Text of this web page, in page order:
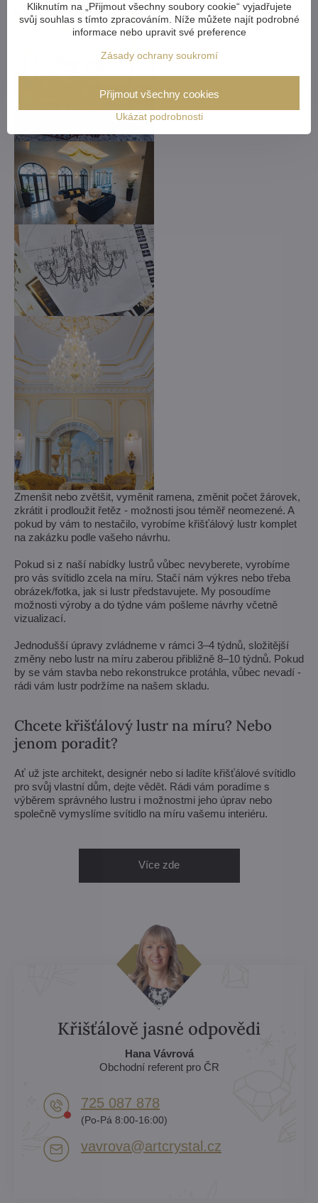
Zmenšit nebo zvětšit, vyměnit ramena, změnit počet žárovek,
zkrátit i prodloužit řetěz - možnosti jsou téměř neomezené. A
pokud by vám to nestačilo, vyrobíme křišťálový lustr komplet
na zakázku podle vašeho návrhu.
Pokud si z naší nabídky lustrů vůbec nevyberete, vyrobíme
pro vás svítidlo zcela na míru. Stačí nám výkres nebo třeba
obrázek/fotka, jak si lustr představujete. My posoudíme
možnosti výroby a do týdne vám pošleme návrhy včetně
vizualizací.
Jednodušší úpravy zvládneme v rámci 3–4 týdnů, složitější
změny nebo lustr na míru zaberou přibližně 8–10 týdnů. Pokud
by se vám stavba nebo rekonstrukce protáhla, vůbec nevadí -
rádi vám lustr podržíme na našem skladu.
Chcete křišťálový lustr na míru? Nebo
jenom poradit?
Ať už jste architekt, designér nebo si ladíte křišťálové svítidlo
pro svůj vlastní dům, dejte vědět. Rádi vám poradíme s
výběrem správného lustru i možnostmi jeho úprav nebo
společně vymyslíme svítidlo na míru vašemu interiéru.
Více zde
Křišťálově jasné odpovědi
Hana Vávrová
Obchodní referent pro ČR
725 087 878​
(Po-Pá 8:00-16:00)
vavrova​@artcrystal​.cz
Kliknutím na „Přijmout všechny soubory cookie“ vyjadřujete
svůj souhlas s tímto zpracováním. Níže můžete najít podrobné
informace nebo upravit své preference
Zásady ochrany soukromí
Ukázat podrobnosti
Přijmout všechny cookies